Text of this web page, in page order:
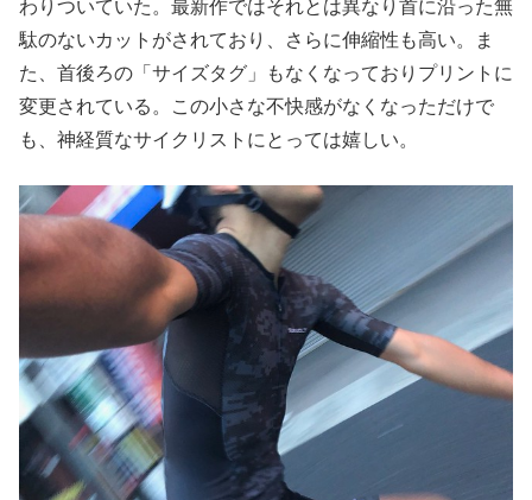
わりついていた。最新作ではそれとは異なり首に沿った無
駄のないカットがされており、さらに伸縮性も高い。ま
た、首後ろの「サイズタグ」もなくなっておりプリントに
変更されている。この小さな不快感がなくなっただけで
も、神経質なサイクリストにとっては嬉しい。